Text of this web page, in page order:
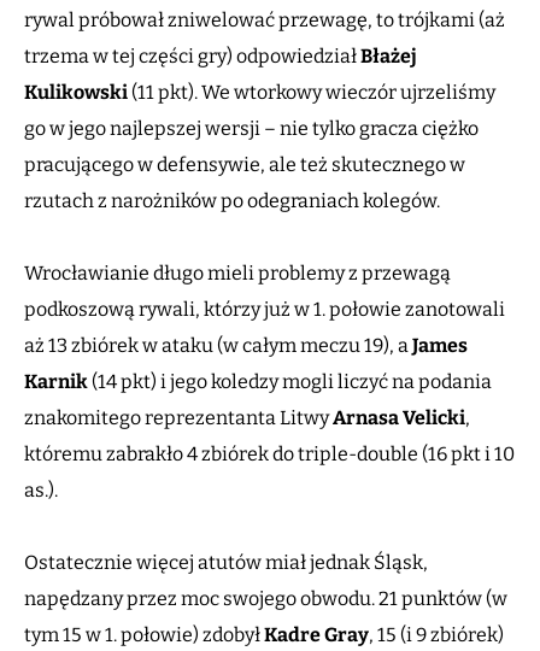
rywal próbował zniwelować przewagę, to trójkami (aż
trzema w tej części gry) odpowiedziałBłażej
Kulikowski (11 pkt). We wtorkowy wieczór ujrzeliśmy
go w jego najlepszej wersji – nie tylko gracza ciężko
pracującego w defensywie, ale też skutecznego w
rzutach z narożników po odegraniach kolegów.
Wrocławianie długo mieli problemy z przewagą
podkoszową rywali, którzy już w 1. połowie zanotowali
aż 13 zbiórek w ataku (w całym meczu 19), aJames
Karnik (14 pkt) i jego koledzy mogli liczyć na podania
znakomitego reprezentanta LitwyArnasa Velicki,
któremu zabrakło 4 zbiórek do triple-double (16 pkt i 10
as.).
Ostatecznie więcej atutów miał jednak Śląsk,
napędzany przez moc swojego obwodu. 21 punktów (w
tym 15 w 1. połowie) zdobyłKadre Gray, 15 (i 9 zbiórek)